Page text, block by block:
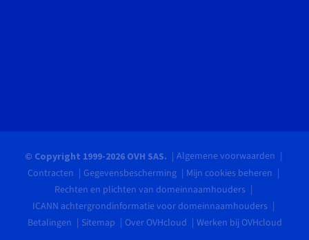
© Copyright 1999-2026 OVH SAS.
Algemene voorwaarden
Contracten
Gegevensbescherming
Mijn cookies beheren
Rechten en plichten van domeinnaamhouders
ICANN achtergrondinformatie voor domeinnaamhouders
Betalingen
Sitemap Over OVHcloud Werken bij OVHcloud